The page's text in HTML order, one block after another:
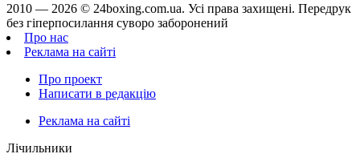
2010 — 2026 © 24boxing.com.ua. Усi права захищенi. Передрук
без гіперпосилання суворо заборонений
Про нас
Реклама на сайті
Про проект
Написати в редакцію
Реклама на сайті
Лічильники